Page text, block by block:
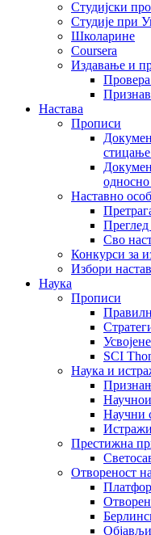
Студијски
Студије при
Школарине
Coursera
Издавање и
Провера
Настава
Прописи
односно
Наставно
Сво
Конкурси за
Избори
Наука
Прописи
SCI
Наука и
Научни
Престижна
Отвореност